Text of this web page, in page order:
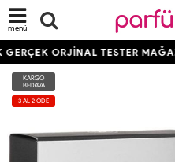
menü
ORJİNAL TESTER
KARGO
BEDAVA
3 AL 2 ÖDE